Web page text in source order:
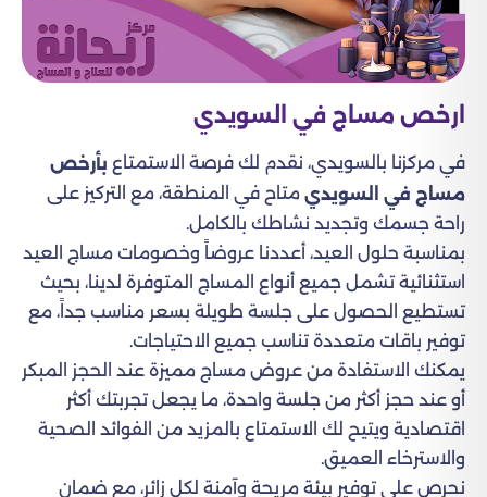
ارخص مساج في السويدي​
في مركزنا بالسويدي، نقدم لك فرصة الاستمتاع بأرخص
مساج في السويدي متاح في المنطقة، مع التركيز على
راحة جسمك وتجديد نشاطك بالكامل.
بمناسبة حلول العيد، أعددنا عروضاً وخصومات مساج العيد
استثنائية تشمل جميع أنواع المساج المتوفرة لدينا، بحيث
تستطيع الحصول على جلسة طويلة بسعر مناسب جداً، مع
توفير باقات متعددة تناسب جميع الاحتياجات.
يمكنك الاستفادة من عروض مساج مميزة عند الحجز المبكر
أو عند حجز أكثر من جلسة واحدة، ما يجعل تجربتك أكثر
اقتصادية ويتيح لك الاستمتاع بالمزيد من الفوائد الصحية
والاسترخاء العميق.
نحرص على توفير بيئة مريحة وآمنة لكل زائر، مع ضمان